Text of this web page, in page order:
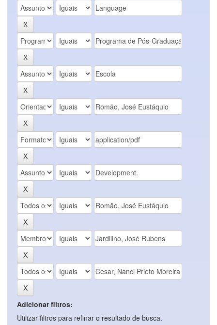
Adicionar filtros:
Utilizar filtros para refinar o resultado de busca.